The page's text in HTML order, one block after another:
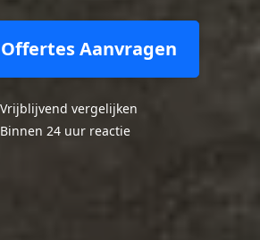
Aanvragen
Vrijblijvend vergelijken
Binnen 24 uur reactie